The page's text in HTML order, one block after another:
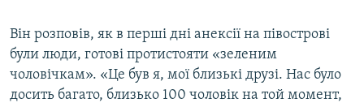
Він розповів, як в перші дні анексії на півострові
були люди, готові протистояти «зеленим
чоловічкам». «Це був я, мої близькі друзі. Нас було
досить багато, близько 100 чоловік на той момент,